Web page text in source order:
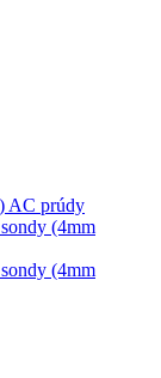
AC prúdy
(4mm
(4mm